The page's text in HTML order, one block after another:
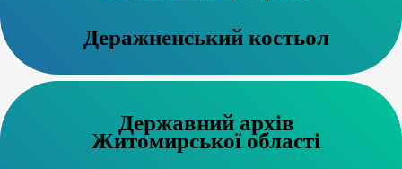
Деражненський костьол
Державний архів
Житомирської області